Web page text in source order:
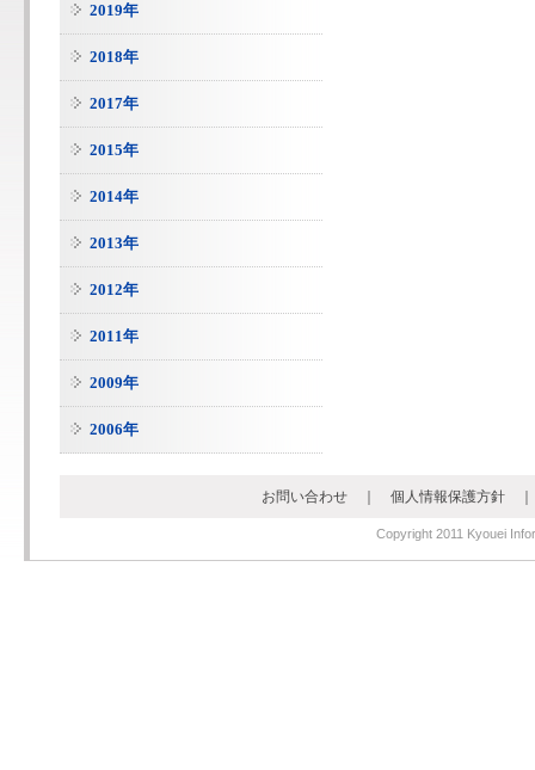
2019年
2018年
2017年
2015年
2014年
2013年
2012年
2011年
2009年
2006年
お問い合わせ｜ 個人情報保護方針
Copyright 2011 Kyouei